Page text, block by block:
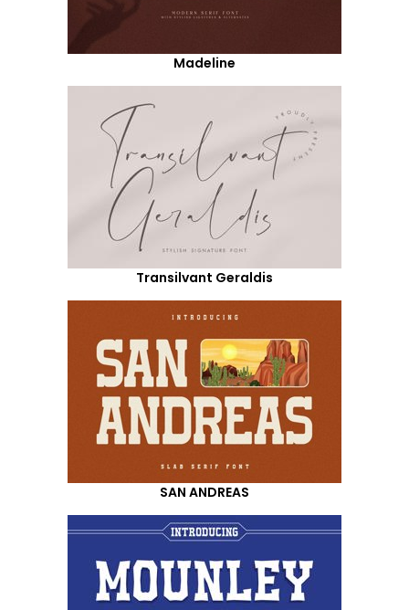
Madeline
Transilvant Geraldis
SAN ANDREAS